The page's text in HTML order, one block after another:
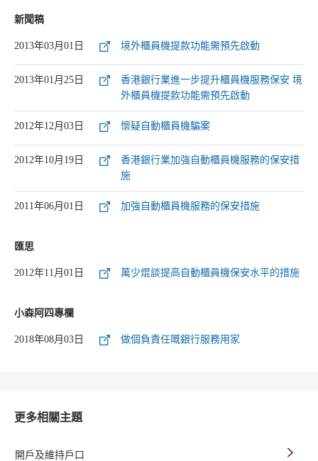
新聞稿
2013年03月01日 境外櫃員機提款功能需預先啟動
2013年01月25日
香港銀行業進一步提升櫃員機服務保安 境
外櫃員機提款功能需預先啟動
2012年12月03日 懷疑自動櫃員機騙案
2012年10月19日
香港銀行業加強自動櫃員機服務的保安措
施
2011年06月01日 加強自動櫃員機服務的保安措施
匯思
2012年11月01日 萬少焜談提高自動櫃員機保安水平的措施
小森阿四專欄
2018年08月03日 做個負責任嘅銀行服務用家
更多相關主題
開戶及維持戶口